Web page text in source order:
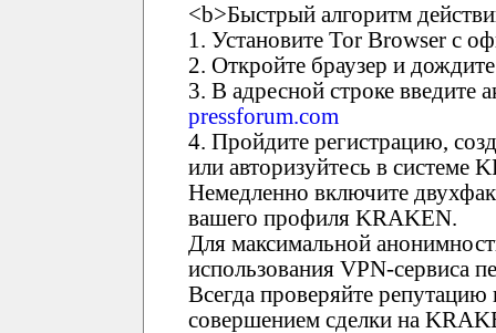
<b>Быстрый алгоритм
1. Установите Tor Browser с
2. Откройте браузер и
3. В адресной строке
pressforum.com
4. Пройдите регистрацию,
или авторизуйтесь в системе
Немедленно включите
вашего профиля KRAKEN.
Для максимальной
использования VPN-сервиса
Всегда проверяйте
совершением сделки на